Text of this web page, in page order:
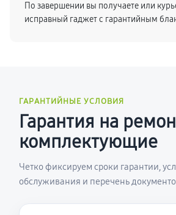
По завершении вы получаете или
исправный гаджет с гарантийным
ГАРАНТИЙНЫЕ УСЛОВИЯ
Гарантия на
комплектующие
Четко фиксируем сроки гарантии,
обслуживания и перечень